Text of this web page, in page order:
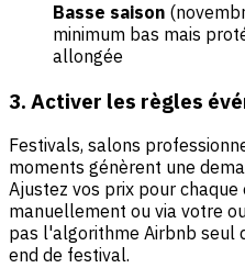
Basse saison
minimum bas mais
allongée
3. Activer les règles
Festivals, salons
moments génèrent une
Ajustez vos prix pour
manuellement ou via votre
pas l'algorithme Airbnb seul
end de festival.